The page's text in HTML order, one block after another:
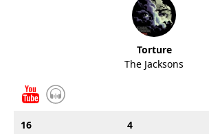
Torture
The Jacksons
16 4